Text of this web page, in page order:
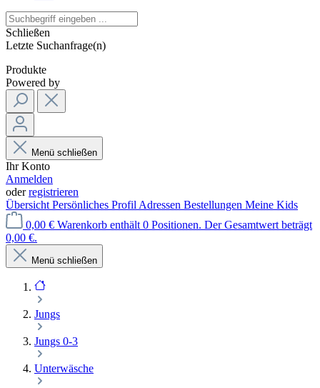
Schließen
Letzte Suchanfrage(n)
Produkte
Powered by
Menü schließen
Ihr Konto
Anmelden
oderregistrieren
Übersicht Persönliches Profil Adressen Bestellungen Meine Kids
0,00 € Warenkorb enthält 0 Positionen. Der Gesamtwert beträgt
0,00 €.
Menü schließen
Jungs
Jungs 0-3
Unterwäsche